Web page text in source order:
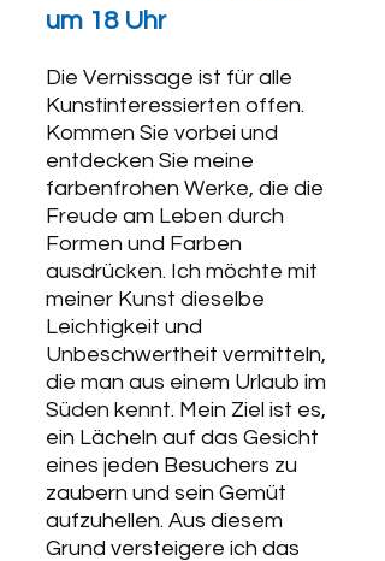
um 18 Uhr
Die Vernissage ist für alle
Kunstinteressierten offen.
Kommen Sie vorbei und
entdecken Sie meine
farbenfrohen Werke, die die
Freude am Leben durch
Formen und Farben
ausdrücken. Ich möchte mit
meiner Kunst dieselbe
Leichtigkeit und
Unbeschwertheit vermitteln,
die man aus einem Urlaub im
Süden kennt. Mein Ziel ist es,
ein Lächeln auf das Gesicht
eines jeden Besuchers zu
zaubern und sein Gemüt
aufzuhellen. Aus diesem
Grund versteigere ich das